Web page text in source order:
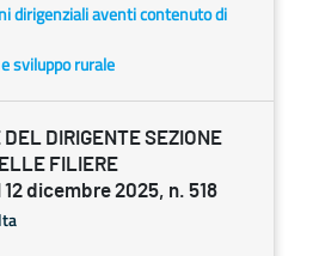
dirigenziali aventi contenuto di
sviluppo rurale
DIRIGENTE SEZIONE
FILIERE
12 dicembre 2025, n. 518